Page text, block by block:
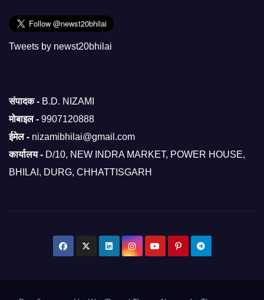
Tweets by newst20bhilai
संपादक - B.D. NIZAMI
मोबाइल - 9907120888
ईमेल - nizamibhilai@gmail.com
कार्यालय - D/10, NEW INDRA MARKET, POWER HOUSE,
BHILAI, DURG, CHHATTISGARH